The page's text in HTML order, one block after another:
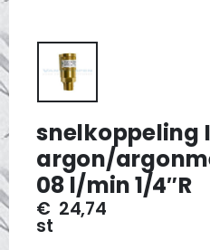
snelkoppeling
argon/
08 l/min 1/4″R
€ 24,74
st